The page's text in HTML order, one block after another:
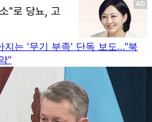
지는 '무기 부족' 단독 보도…"북
"